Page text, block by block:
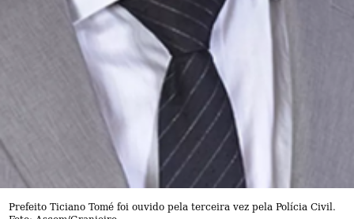
Prefeito Ticiano Tomé foi ouvido pela terceira vez pela Polícia Civil.